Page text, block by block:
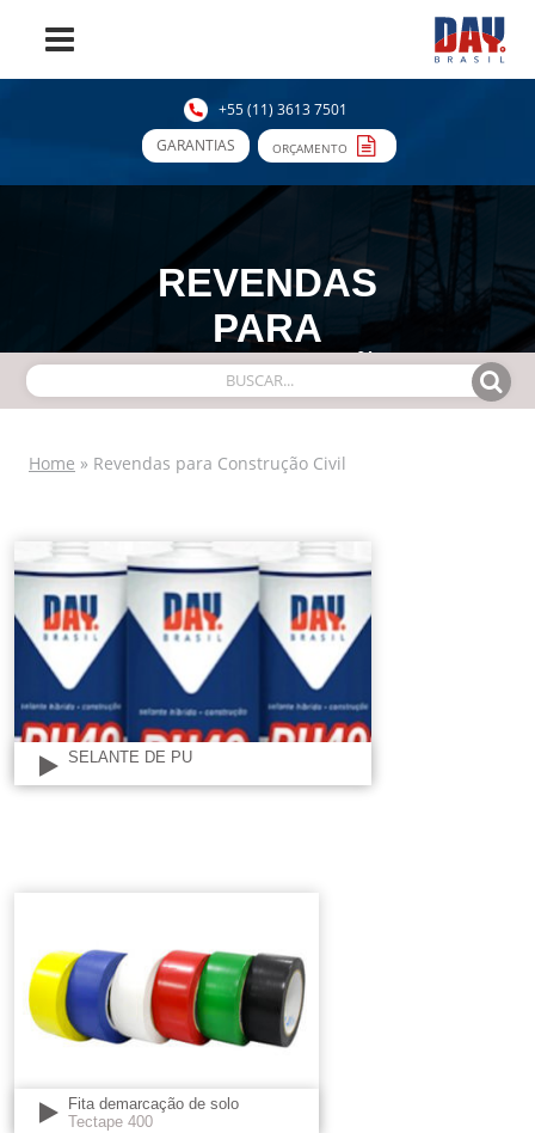
+55 (11) 3613 7501
GARANTIAS
ORÇAMENTO
REVENDAS
PARA
CONSTRUÇÃO
CIVIL
Home » Revendas para Construção Civil
SELANTE DE PU
Fita demarcação de solo
Tectape 400